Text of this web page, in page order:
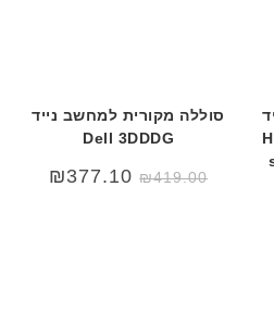
סוללה מקורית למחשב נייד
Dell 3DDDG
המחיר
המקורי
₪419.00
המחיר
הנוכחי
₪377.10